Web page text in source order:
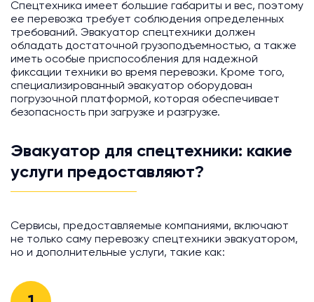
Спецтехника имеет большие габариты и вес, поэтому
ее перевозка требует соблюдения определенных
требований. Эвакуатор спецтехники должен
обладать достаточной грузоподъемностью, а также
иметь особые приспособления для надежной
фиксации техники во время перевозки. Кроме того,
специализированный эвакуатор оборудован
погрузочной платформой, которая обеспечивает
безопасность при загрузке и разгрузке.
Эвакуатор для спецтехники: какие
услуги предоставляют?
Сервисы, предоставляемые компаниями, включают
не только саму перевозку спецтехники эвакуатором,
но и дополнительные услуги, такие как: